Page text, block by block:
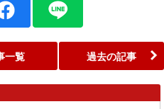
一覧 過去の記事